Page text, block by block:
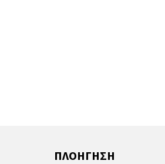
ΠΛΟΗΓΗΣΗ